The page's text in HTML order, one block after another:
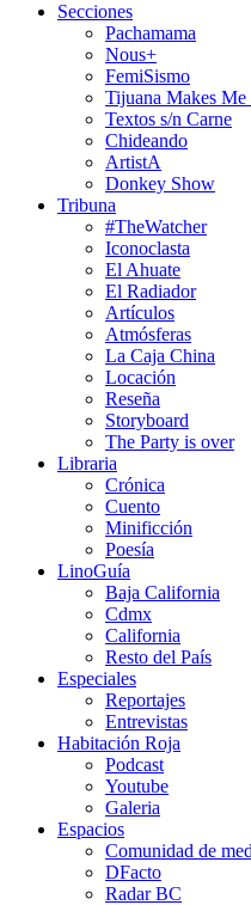
Secciones
Pachamama
Nous+
FemiSismo
Tijuana Makes
Textos s/n Carne
Chideando
ArtistA
Donkey Show
Tribuna
#TheWatcher
Iconoclasta
El Ahuate
El Radiador
Artículos
Atmósferas
La Caja China
Locación
Reseña
Storyboard
The Party is over
Libraria
Crónica
Cuento
Minificción
Poesía
LinoGuía
Baja California
Cdmx
California
Resto del País
Especiales
Reportajes
Entrevistas
Habitación Roja
Podcast
Youtube
Galeria
Espacios
Comunidad de
DFacto
Radar BC